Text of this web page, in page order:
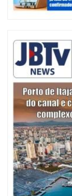
Agosto Laranja
deficiências e
BALNEÁRIO